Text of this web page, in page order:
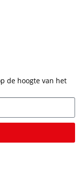
de hoogte van het